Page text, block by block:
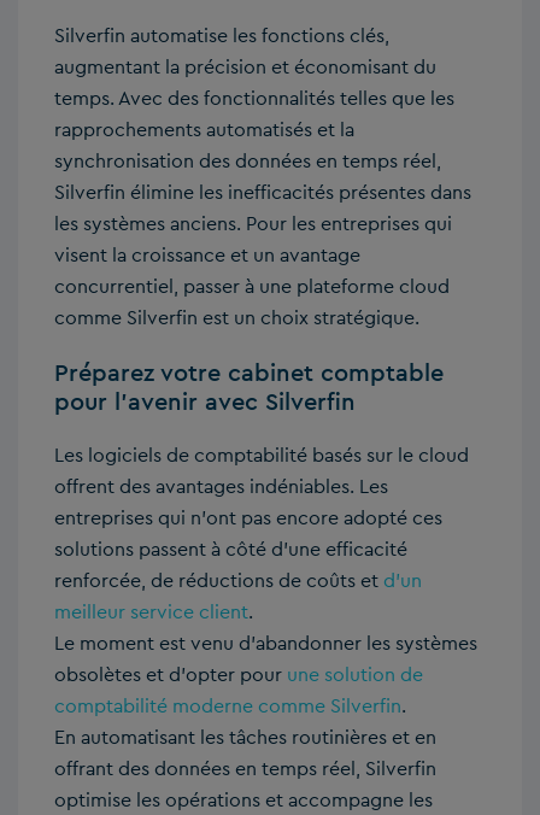
Silverfin automatise les fonctions clés,
augmentant la précision et économisant du
temps. Avec des fonctionnalités telles que les
rapprochements automatisés et la
synchronisation des données en temps réel,
Silverfin élimine les inefficacités présentes dans
les systèmes anciens. Pour les entreprises qui
visent la croissance et un avantage
concurrentiel, passer à une plateforme cloud
comme Silverfin est un choix stratégique.
Préparez votre cabinet comptable
pour l’avenir avec Silverfin
Les logiciels de comptabilité basés sur le cloud
offrent des avantages indéniables. Les
entreprises qui n’ont pas encore adopté ces
solutions passent à côté d’une efficacité
renforcée, de réductions de coûts et d’un
meilleur service client.
Le moment est venu d’abandonner les systèmes
obsolètes et d’opter pour une solution de
comptabilité moderne comme Silverfin.
En automatisant les tâches routinières et en
offrant des données en temps réel, Silverfin
optimise les opérations et accompagne les